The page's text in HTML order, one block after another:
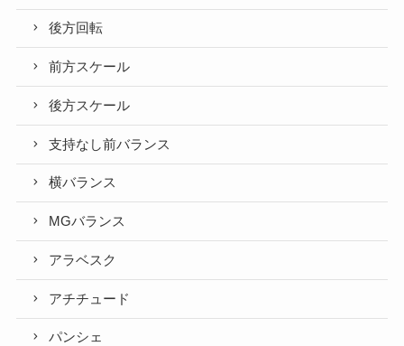
後方回転
前方スケール
後方スケール
支持なし前バランス
横バランス
MGバランス
アラベスク
アチチュード
パンシェ